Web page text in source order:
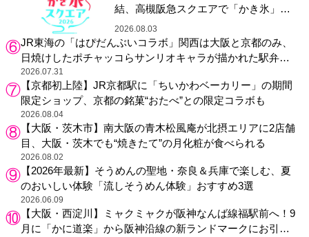
結、高槻阪急スクエアで「かき氷」祭
り
2026.08.03
JR東海の「はぴだんぶいコラボ」関西は大阪と京都のみ、
日焼けしたポチャッコらサンリオキャラが描かれた駅弁や
グッズが登場
2026.07.31
【京都初上陸】JR京都駅に「ちいかわベーカリー」の期間
限定ショップ、京都の銘菓“おたべ”との限定コラボも
2026.08.04
【大阪・茨木市】南大阪の青木松風庵が北摂エリアに2店舗
目、大阪・茨木でも“焼きたて”の月化粧が食べられる
2026.08.02
【2026年最新】そうめんの聖地・奈良＆兵庫で楽しむ、夏
のおいしい体験「流しそうめん体験」おすすめ3選
2026.06.09
【大阪・西淀川】ミャクミャクが阪神なんば線福駅前へ！9
月に「かに道楽」から阪神沿線の新ランドマークにお引っ